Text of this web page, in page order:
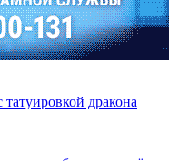
дракона